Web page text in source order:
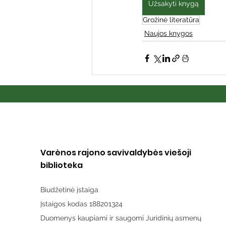
Užsakyti knygą
Grožinė literatūra
Naujos knygos
Varėnos rajono savivaldybės viešoji
biblioteka
Biudžetinė įstaiga
Įstaigos kodas 188201324
Duomenys kaupiami ir saugomi Juridinių asmenų